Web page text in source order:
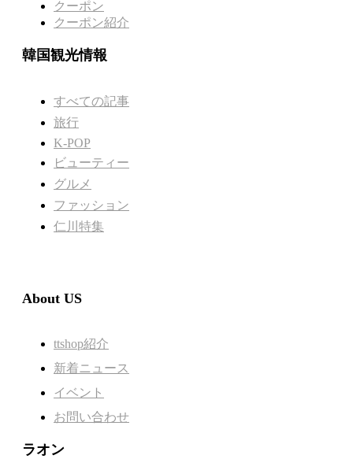
クーポン
クーポン紹介
韓国観光情報
すべての記事
旅行
K-POP
ビューティー
グルメ
ファッション
仁川特集
About US
ttshop紹介
新着ニュース
イベント
お問い合わせ
ラオン